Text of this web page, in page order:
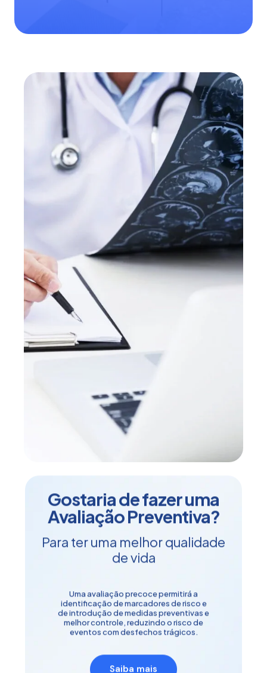
Gostaria de fazer uma
Avaliação Preventiva?
Para ter uma melhor qualidade
de vida
Uma avaliação precoce permitirá a
identificação de marcadores de risco e
de introdução de medidas preventivas e
melhor controle, reduzindo o risco de
eventos com desfechos trágicos.
Saiba mais